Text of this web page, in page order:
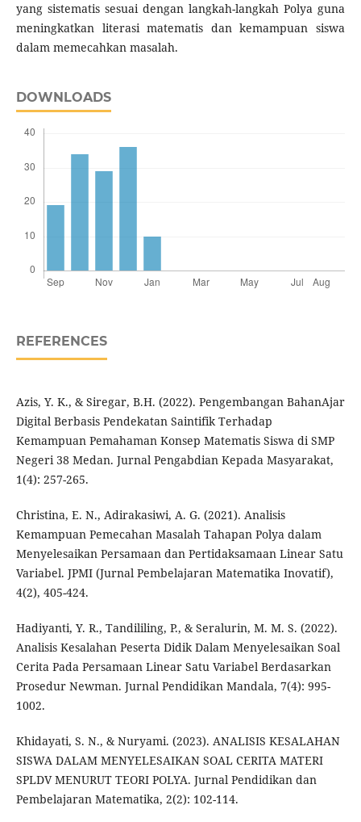
yang sistematis sesuai dengan langkah-langkah Polya guna
meningkatkan literasi matematis dan kemampuan siswa
dalam memecahkan masalah.
DOWNLOADS
REFERENCES
Azis, Y. K., & Siregar, B.H. (2022). Pengembangan BahanAjar
Digital Berbasis Pendekatan Saintifik Terhadap
Kemampuan Pemahaman Konsep Matematis Siswa di SMP
Negeri 38 Medan. Jurnal Pengabdian Kepada Masyarakat,
1(4): 257-265.
Christina, E. N., Adirakasiwi, A. G. (2021). Analisis
Kemampuan Pemecahan Masalah Tahapan Polya dalam
Menyelesaikan Persamaan dan Pertidaksamaan Linear Satu
Variabel. JPMI (Jurnal Pembelajaran Matematika Inovatif),
4(2), 405-424.
Hadiyanti, Y. R., Tandililing, P., & Seralurin, M. M. S. (2022).
Analisis Kesalahan Peserta Didik Dalam Menyelesaikan Soal
Cerita Pada Persamaan Linear Satu Variabel Berdasarkan
Prosedur Newman. Jurnal Pendidikan Mandala, 7(4): 995-
1002.
Khidayati, S. N., & Nuryami. (2023). ANALISIS KESALAHAN
SISWA DALAM MENYELESAIKAN SOAL CERITA MATERI
SPLDV MENURUT TEORI POLYA. Jurnal Pendidikan dan
Pembelajaran Matematika, 2(2): 102-114.